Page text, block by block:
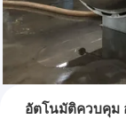
อัตโนมัติควบคุม